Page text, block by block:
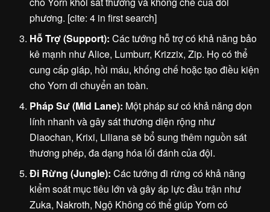
phương. [cite: 4 in first search]
Hỗ Trợ (Support): Các tướng hỗ trợ có khả năng bảo
kê mạnh như Alice, Lumburr, Krizzix, Zip. Họ có thể
cung cấp giáp, hồi máu, khống chế hoặc tạo điều kiện
cho Yorn di chuyển an toàn.
Pháp Sư (Mid Lane): Một pháp sư có khả năng dọn
lính nhanh và gây sát thương diện rộng như
Diaochan, Krixi, Liliana sẽ bổ sung thêm nguồn sát
thương phép, đa dạng hóa lối đánh của đội.
Đi Rừng (Jungle): Các tướng đi rừng có khả năng
kiểm soát mục tiêu lớn và gây áp lực đầu trận như
Zuka, Nakroth, Ngộ Không có thể giúp Yorn có